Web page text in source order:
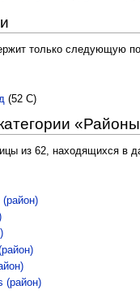
только следующую
‎ (52 С)
из 62, находящихся в
(район)